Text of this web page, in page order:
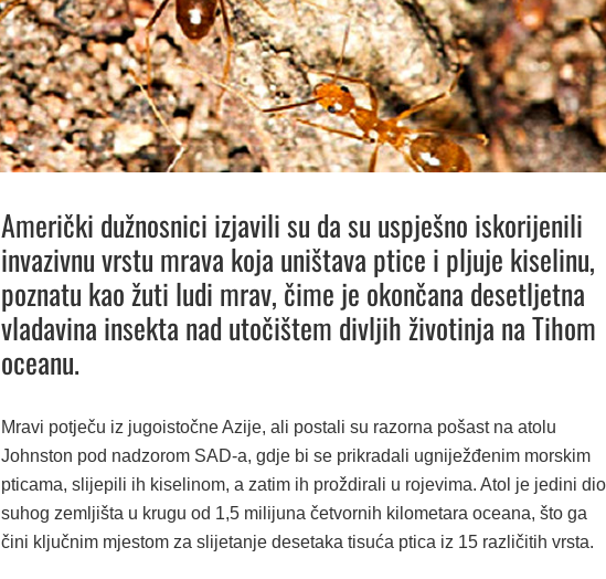
Američki dužnosnici izjavili su da su uspješno iskorijenili
invazivnu vrstu mrava koja uništava ptice i pljuje kiselinu,
poznatu kao žuti ludi mrav, čime je okončana desetljetna
vladavina insekta nad utočištem divljih životinja na Tihom
oceanu.
Mravi potječu iz jugoistočne Azije, ali postali su razorna pošast na atolu
Johnston pod nadzorom SAD-a, gdje bi se prikradali ugniježđenim morskim
pticama, slijepili ih kiselinom, a zatim ih proždirali u rojevima. Atol je jedini dio
suhog zemljišta u krugu od 1,5 milijuna četvornih kilometara oceana, što ga
čini ključnim mjestom za slijetanje desetaka tisuća ptica iz 15 različitih vrsta.